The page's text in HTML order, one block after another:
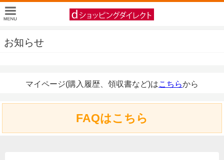
お知らせ
マイページ(購入履歴、領収書など)はこちらから
FAQはこちら